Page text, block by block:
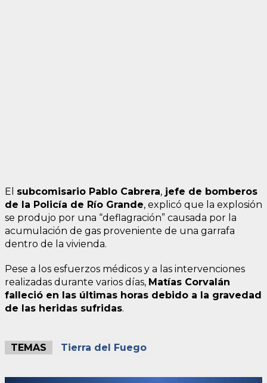
El subcomisario Pablo Cabrera, jefe de bomberos
de la Policía de Río Grande, explicó que la explosión
se produjo por una “deflagración” causada por la
acumulación de gas proveniente de una garrafa
dentro de la vivienda.
Pese a los esfuerzos médicos y a las intervenciones
realizadas durante varios días, Matías Corvalán
falleció en las últimas horas debido a la gravedad
de las heridas sufridas.
TEMAS Tierra del Fuego